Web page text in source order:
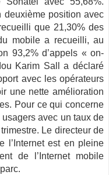
deuxième position avec
que 21,30% des
mobile a recueilli, au
93,2% d’appels « on-
Karim Sall a déclaré
avec les opérateurs
une nette amélioration
Pour ce qui concerne
usagers avec un taux de
Le directeur de
l’Internet est en pleine
de l’Internet mobile